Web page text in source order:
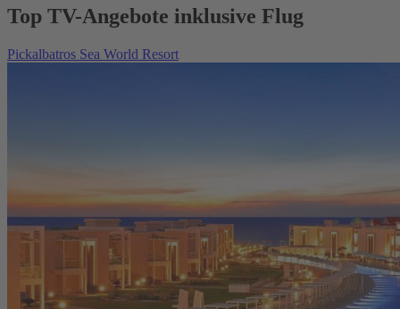
Top TV-Angebote inklusive Flug
Pickalbatros Sea World Resort